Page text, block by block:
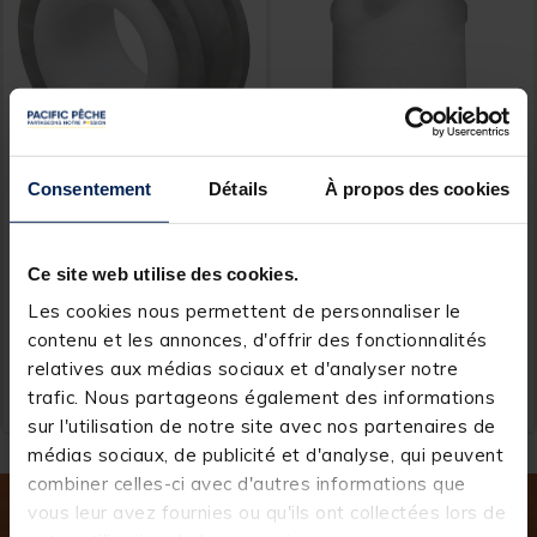
Consentement Détails À propos des cookies
Ce site web utilise des cookies.
Les cookies nous permettent de personnaliser le
contenu et les annonces, d'offrir des fonctionnalités
relatives aux médias sociaux et d'analyser notre
trafic. Nous partageons également des informations
sur l'utilisation de notre site avec nos partenaires de
médias sociaux, de publicité et d'analyse, qui peuvent
combiner celles-ci avec d'autres informations que
vous leur avez fournies ou qu'ils ont collectées lors de
GARBOLINO
Entretoise GARBOLINO
pour Kits Bigbore X-Fight
5,99 € Ajouter au panier
Expédition sous 24 h
CRESTA
Cresta Insert Elastic
[object Object] out of 5
Price reduced from
6,99 €to
4,00 €
Expédition sous 24 h
Inscrivez-vous à notre newsletter